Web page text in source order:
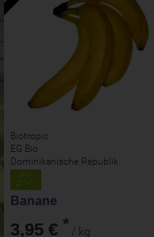
Biotropic
EG Bio
Dominikanische Republik
Banane
3,95 € * / kg